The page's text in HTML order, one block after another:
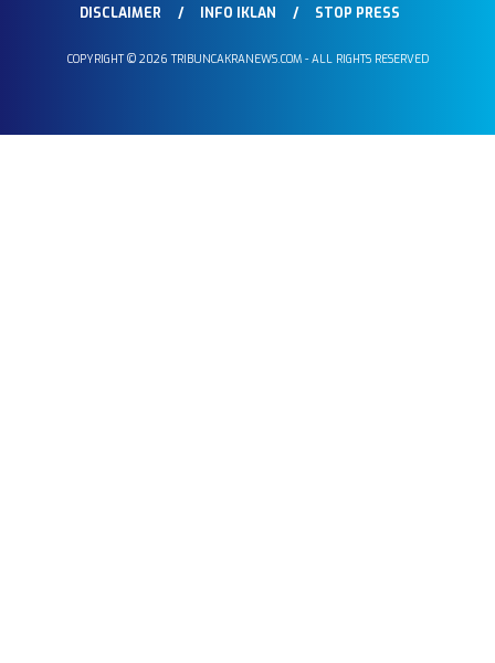
DISCLAIMER
INFO IKLAN STOP PRESS
COPYRIGHT © 2026 TRIBUNCAKRANEWS.COM - ALL RIGHTS RESERVED